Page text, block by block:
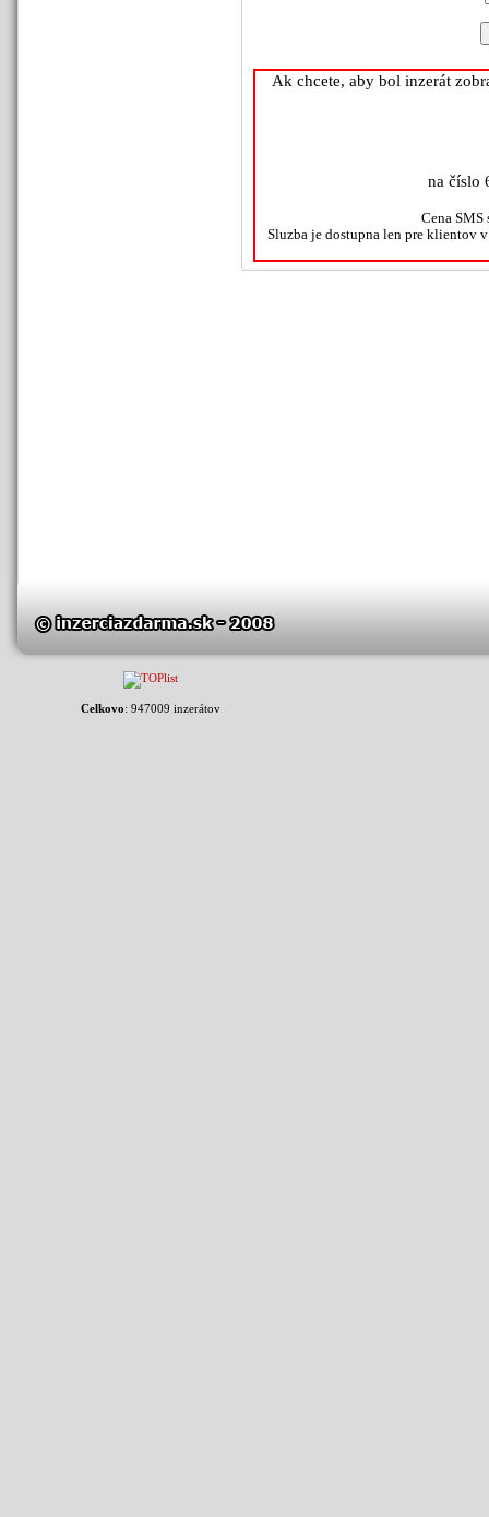
Ak chcete, aby bol inzerát
na číslo
Cena SMS
Sluzba je dostupna len pre klientov
Celkovo: 947009 inzerátov